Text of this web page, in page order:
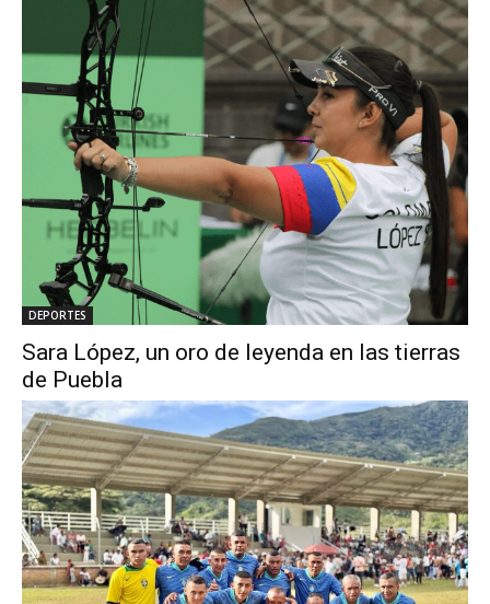
DEPORTES
Sara López, un oro de leyenda en las tierras
de Puebla